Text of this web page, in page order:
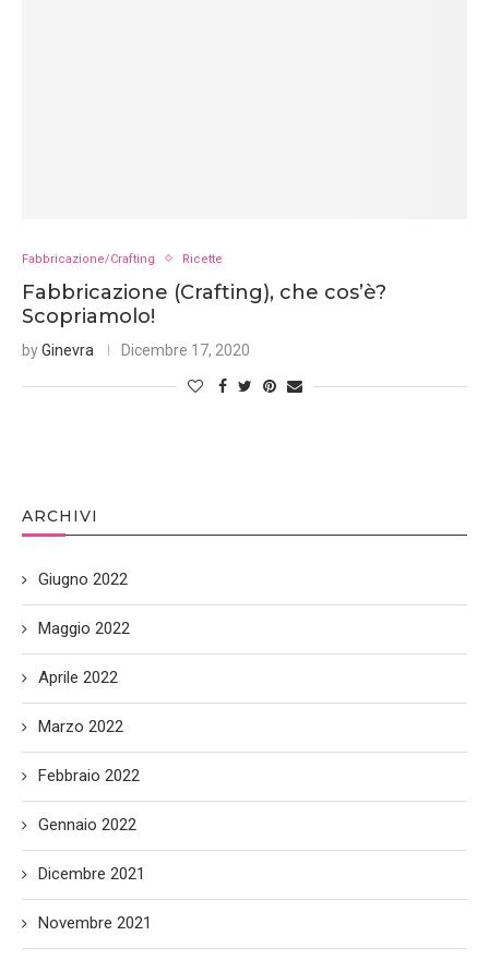
Fabbricazione/Crafting Ricette
Fabbricazione (Crafting), che cos’è?
Scopriamolo!
byGinevra Dicembre 17, 2020
ARCHIVI
Giugno 2022
Maggio 2022
Aprile 2022
Marzo 2022
Febbraio 2022
Gennaio 2022
Dicembre 2021
Novembre 2021